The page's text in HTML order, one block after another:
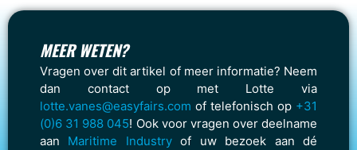
MEER WETEN?
Vragen over dit artikel of meer informatie? Neem
dan contact op met Lotte via
lotte.vanes@easyfairs.com of telefonisch op +31
(0)6 31 988 045! Ook voor vragen over deelname
aan Maritime Industryof uw bezoek aan dé